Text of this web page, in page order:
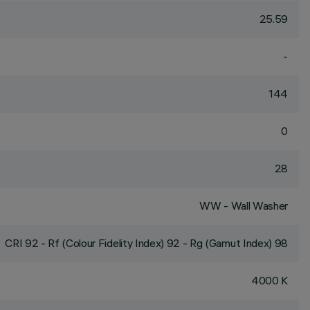
25.59
-
144
0
28
WW - Wall Washer
CRI 92 - Rf (Colour Fidelity Index) 92 - Rg (Gamut Index) 98
4000 K